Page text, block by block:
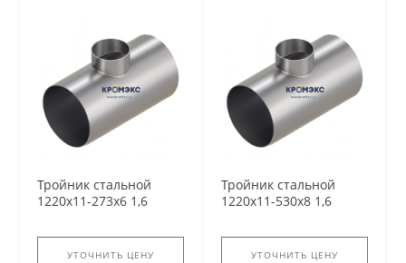
Тройник стальной
1220x11-273х6 1,6
5.903-13 переходный
сварнойУТОЧНИТЬ ЦЕНУ
Тройник стальной
1220x11-530х8 1,6
5.903-13 переходный
сварнойУТОЧНИТЬ ЦЕНУ